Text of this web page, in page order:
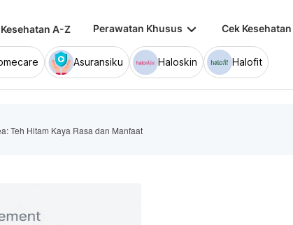
A-Z Perawatan Khusus keyboard_arrow_down Cek
Asuransiku Haloskin Halofit
Teh Hitam Kaya Rasa dan Manfaat